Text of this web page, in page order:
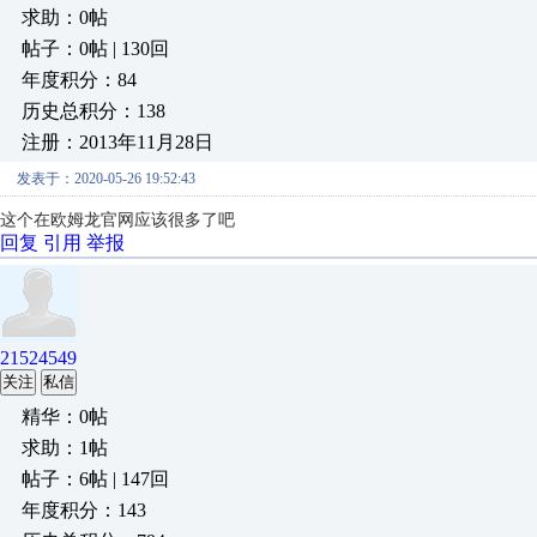
求助：0帖
帖子：0帖 | 130回
年度积分：84
历史总积分：138
注册：2013年11月28日
发表于：2020-05-26 19:52:43
这个在欧姆龙官网应该很多了吧
回复 引用 举报
21524549
关注 私信
精华：0帖
求助：1帖
帖子：6帖 | 147回
年度积分：143